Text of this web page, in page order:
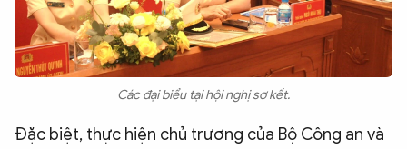
Các đại biểu tại hội nghị sơ kết.
Đặc biệt, thực hiện chủ trương của Bộ Công an và